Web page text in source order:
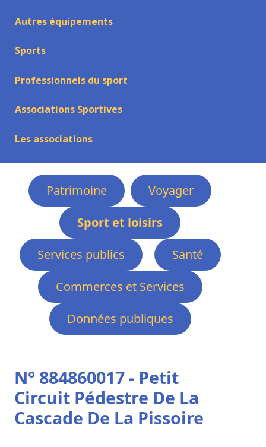
Autres équipements
Sports
Professionnels du sport
Associations Sportives
Les associations
Patrimoine
Voyager
Sport et loisirs
Services publics
Santé
Commerces et Services
Données publiques
N° 884860017 - Petit
Circuit Pédestre De La
Cascade De La Pissoire